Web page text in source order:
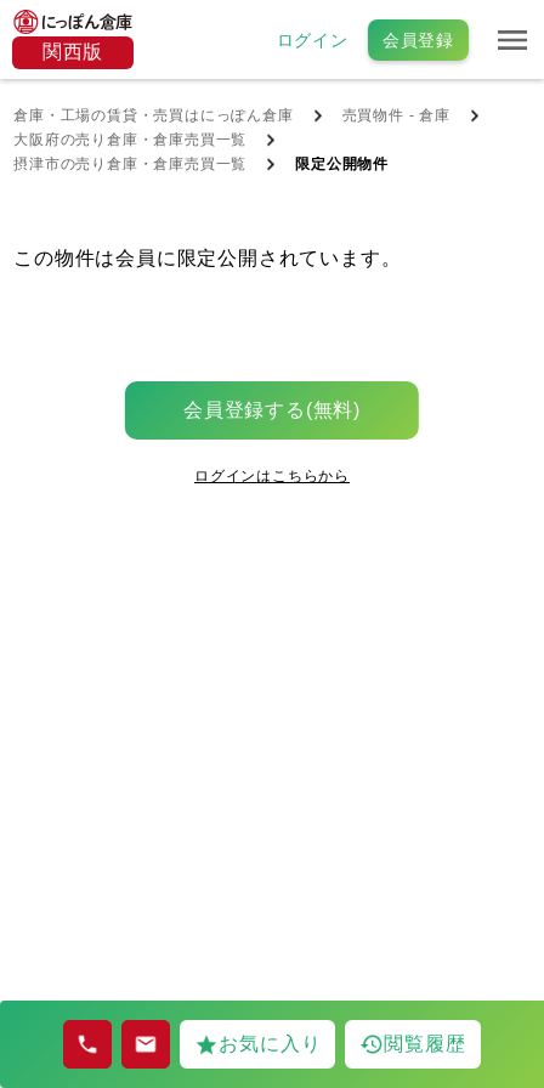
関西版
ログイン 会員登録
倉庫・工場の賃貸・売買はにっぽん倉庫
売買物件 - 倉庫
大阪府の売り倉庫・倉庫売買一覧
摂津市の売り倉庫・倉庫売買一覧
限定公開物件
お気に入り 閲覧履歴
この物件は会員に限定公開されています。
会員登録する(無料)
ログインはこちらから